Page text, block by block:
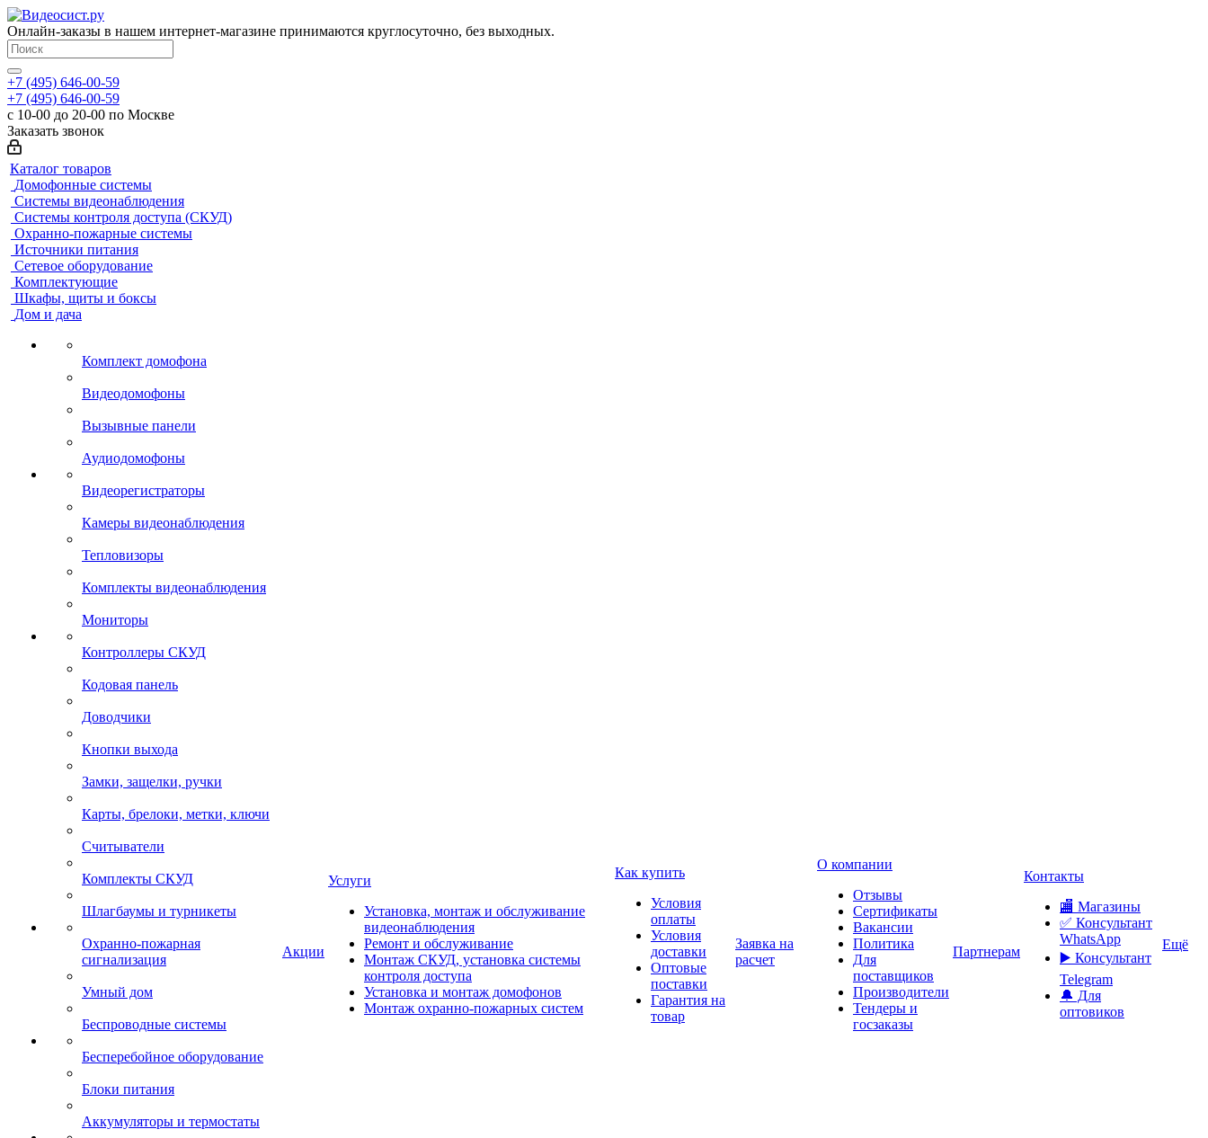
Онлайн-заказы в нашем интернет-магазине принимаются круглосуточно, без выходных.
+7 (495) 646-00-59
+7 (495) 646-00-59
с 10-00 до 20-00 по Москве
Заказать звонок
Каталог товаров
Домофонные системы
Системы видеонаблюдения
Системы контроля доступа (СКУД)
Охранно-пожарные системы
Источники питания
Сетевое оборудование
Комплектующие
Шкафы, щиты и боксы
Дом и дача
Комплект домофона
Видеодомофоны
Вызывные панели
Аудиодомофоны
Видеорегистраторы
Камеры видеонаблюдения
Тепловизоры
Комплекты видеонаблюдения
Мониторы
Контроллеры СКУД
Кодовая панель
Доводчики
Кнопки выхода
Замки, защелки, ручки
Карты, брелоки, метки, ключи
Считыватели
Комплекты СКУД
Шлагбаумы и турникеты
Охранно-пожарная
сигнализация
Умный дом
Беспроводные системы
Бесперебойное оборудование
Блоки питания
Аккумуляторы и термостаты
Акции
Услуги
Установка, монтаж и обслуживание
видеонаблюдения
Ремонт и обслуживание
Монтаж СКУД, установка системы
контроля доступа
Установка и монтаж домофонов
Монтаж охранно-пожарных систем
Как купить
Условия
оплаты
Условия
доставки
Оптовые
поставки
Гарантия на
товар
Заявка на
расчет
О компании
Отзывы
Сертификаты
Вакансии
Политика
Для
поставщиков
Производители
Тендеры и
госзаказы
Партнерам
Контакты
🏬 Магазины
✅️ Консультант
WhatsApp
▶️ Консультант
Telegram
🔔 Для
оптовиков
Ещё